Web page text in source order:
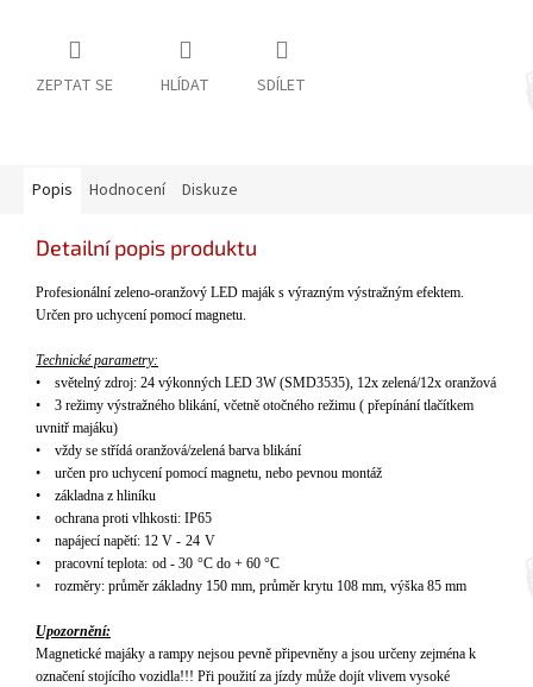
ZEPTAT SE HLÍDAT SDÍLET
Popis Hodnocení Diskuze
Detailní popis produktu
Profesionální zeleno-oranžový LED maják s výrazným výstražným efektem.
Určen pro uchycení pomocí magnetu.
Technické parametry:
• světelný zdroj: 24 výkonných LED 3W (SMD3535), 12x zelená/12x oranžová
• 3 režimy výstražného blikání, včetně otočného režimu ( přepínání tlačítkem
uvnitř majáku)
• vždy se střídá oranžová/zelená barva blikání
• určen pro uchycení pomocí magnetu, nebo pevnou montáž
• základna z hliníku
• ochrana proti vlhkosti: IP65
• napájecí napětí: 12 V - 24 V
• pracovní teplota: od - 30 °C do + 60 °C
• rozměry: průměr základny 150 mm, průměr krytu 108 mm, výška 85 mm
Upozornění:
Magnetické majáky a rampy nejsou pevně připevněny a jsou určeny zejména k
označení stojícího vozidla!!! Při použití za jízdy může dojít vlivem vysoké